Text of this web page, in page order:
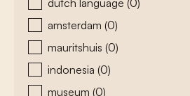
dutch language (0)
amsterdam (0)
mauritshuis (0)
indonesia (0)
museum (0)